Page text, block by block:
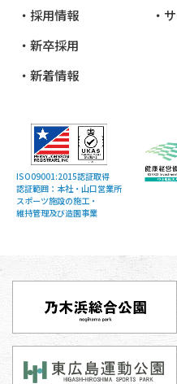
採用情報
新卒採用
新着情報
ISO09001:2015認証取得
認証範囲：本社・山口営業所
スポーツ施設の施工・
維持管理及び造園事業